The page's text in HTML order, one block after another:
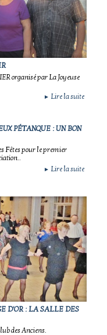
organisé par La Joyeuse
► Lire la suite
PÉTANQUE : UN BON
Fêtes pour le premier
► Lire la suite
D'OR : LA SALLE DES
des Anciens.